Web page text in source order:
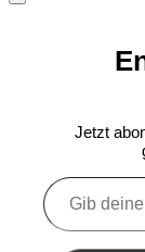
Jetzt
Gib
deine
E-